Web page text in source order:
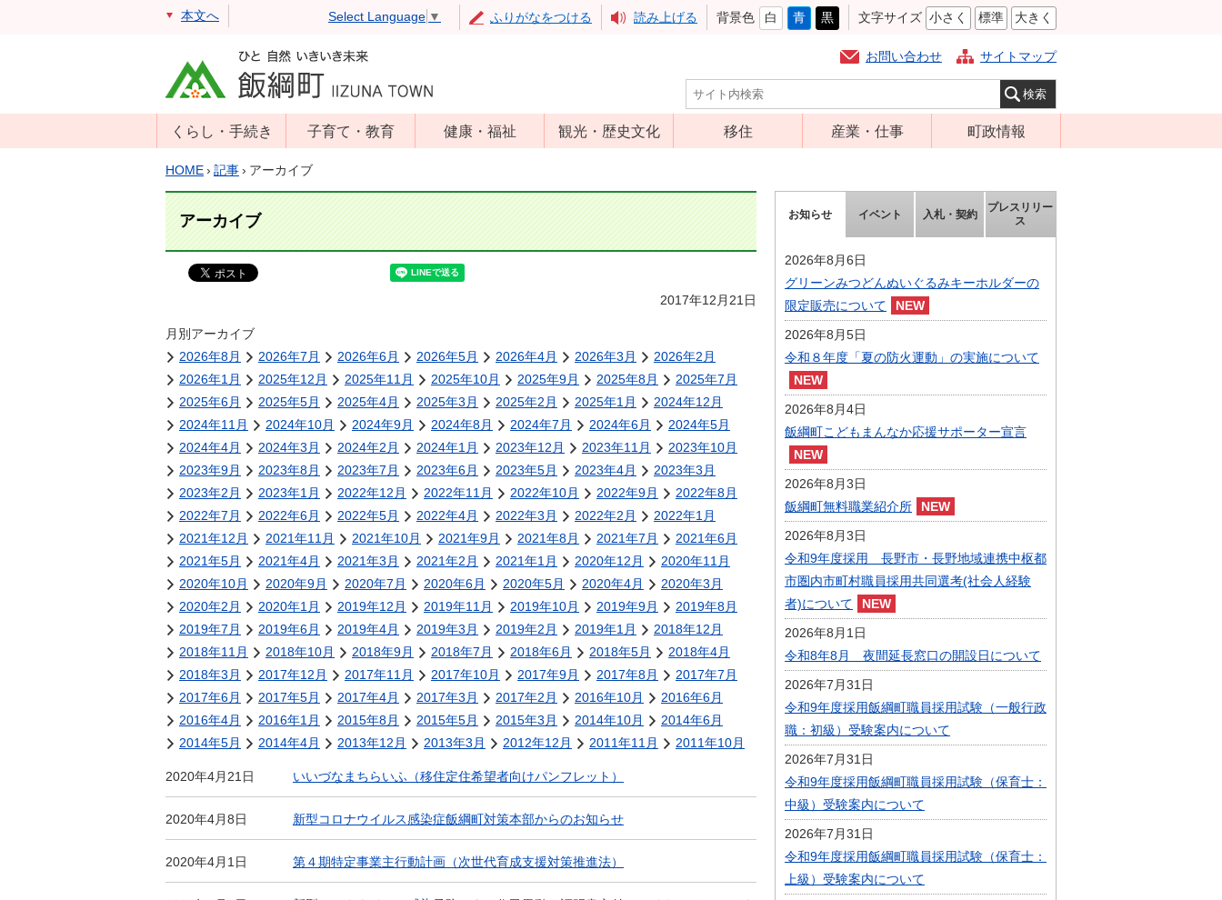
本文へ Select Language ▼ ふりがなをつける 読み上げる 背景色 白 青 黒 文字サイズ 小さく 標準 大きく
お問い合わせ サイトマップ
くらし・手続き
戸籍・住民票・
住民登録
マイナンバー
消防・防災
年金・保険
税金
住まい・土地
環境・ゴミ
上下水道
交通・道路
安全・防犯
ペット・動物
相談窓口
子育て・教育
年齢別子育て情
生涯学習
学校教育・奨学
金
人権・平和啓発
学校給食
児童クラブ
飯綱町コミュニ
ティスクール
健康・福祉
高齢者福祉
障害福祉
保健・医療
食育
観光・歴史文化
アップルミュー
文化財
移住 産業・仕事
就労支援
農林業振興
届出・証明・法
令・規制
企業の税金
入札・契約
指定管理者制度
人材募集
町政情報
組織案内
庁舎案内
ふるさと納税
人事・職員募集
まちづくり
庁舎建設
HOME› 記事› アーカイブ
アーカイブ
2017年12月21日
月別アーカイブ
2026年8月
2026年7月 2026年6月 2026年5月 2026年4月 2026年3月
2026年2月
2026年1月
2025年12月 2025年11月 2025年10月 2025年9月 2025年8月
2025年7月
2025年6月
2025年5月 2025年4月 2025年3月 2025年2月 2025年1月
2024年12月
2024年11月
2024年10月 2024年9月 2024年8月 2024年7月 2024年6月
2024年5月
2024年4月
2024年3月 2024年2月 2024年1月 2023年12月 2023年11月
2023年10月
2023年9月
2023年8月 2023年7月 2023年6月 2023年5月 2023年4月
2023年3月
2023年2月
2023年1月 2022年12月 2022年11月 2022年10月 2022年9月
2022年8月
2022年7月
2022年6月 2022年5月 2022年4月 2022年3月 2022年2月
2022年1月
2021年12月
2021年11月 2021年10月 2021年9月 2021年8月 2021年7月
2021年6月
2021年5月
2021年4月 2021年3月 2021年2月 2021年1月 2020年12月
2020年11月
2020年10月
2020年9月 2020年7月 2020年6月 2020年5月 2020年4月
2020年3月
2020年2月
2020年1月 2019年12月 2019年11月 2019年10月 2019年9月
2019年8月
2019年7月
2019年6月 2019年4月 2019年3月 2019年2月 2019年1月
2018年12月
2018年11月
2018年10月 2018年9月 2018年7月 2018年6月 2018年5月
2018年4月
2018年3月
2017年12月 2017年11月 2017年10月 2017年9月 2017年8月
2017年7月
2017年6月
2017年5月 2017年4月 2017年3月 2017年2月 2016年10月
2016年6月
2016年4月
2016年1月 2015年8月 2015年5月 2015年3月 2014年10月
2014年6月
2014年5月
2014年4月 2013年12月 2013年3月 2012年12月 2011年11月 2011年10月
2020年4月21日 いいづなまちらいふ（移住定住希望者向けパンフレット）
2020年4月8日 新型コロナウイルス感染症飯綱町対策本部からのお知らせ
2020年4月1日 第４期特定事業主行動計画（次世代育成支援対策推進法）
お知らせ イベント 入札・契約
プレスリリー
ス
2026年8月6日
グリーンみつどんぬいぐるみキーホルダーの
限定販売について
2026年8月5日
令和８年度「夏の防火運動」の実施について
2026年8月4日
飯綱町こどもまんなか応援サポーター宣言
2026年8月3日
飯綱町無料職業紹介所
2026年8月3日
令和9年度採用 長野市・長野地域連携中枢都
市圏内市町村職員採用共同選考(社会人経験
者)について
2026年8月1日
令和8年8月 夜間延長窓口の開設日について
2026年7月31日
令和9年度採用飯綱町職員採用試験（一般行政
職：初級）受験案内について
2026年7月31日
令和9年度採用飯綱町職員採用試験（保育士：
中級）受験案内について
2026年7月31日
令和9年度採用飯綱町職員採用試験（保育士：
上級）受験案内について